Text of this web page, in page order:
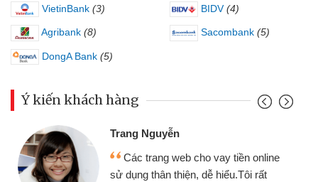
VietinBank (3) BIDV (4)
Agribank (8) Sacombank (5)
DongA Bank (5)
Ý kiến khách hàng
Trang Nguyễn
Các trang web cho vay tiền online
sử dụng thân thiện, dễ hiểu.Tôi rất